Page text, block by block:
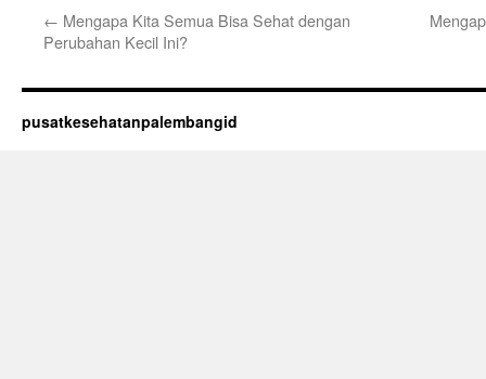
← Mengapa Kita Semua Bisa Sehat dengan
Perubahan Kecil Ini?
pusatkesehatanpalembangid